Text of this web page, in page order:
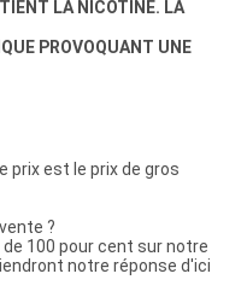
LA NICOTINE. LA
PROVOQUANT UNE
prix est le prix de gros
?
100 pour cent sur notre
notre réponse d'ici